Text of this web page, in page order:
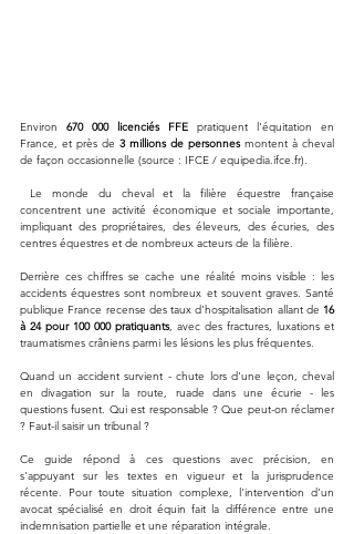
Environ 670 000 licenciés FFE pratiquent l'équitation en
France, et près de 3 millions de personnes montent à cheval
de façon occasionnelle (source : IFCE / equipedia.ifce.fr).
concentrent une activité économique et sociale importante,
impliquant des propriétaires, des éleveurs, des écuries, des
centres équestres et de nombreux acteurs de la filière.
Derrière ces chiffres se cache une réalité moins visible : les
accidents équestres sont nombreux et souvent graves. Santé
publique France recense des taux d'hospitalisation allant de 16
à 24 pour 100 000 pratiquants, avec des fractures, luxations et
traumatismes crâniens parmi les lésions les plus fréquentes.
Quand un accident survient - chute lors d'une leçon, cheval
en divagation sur la route, ruade dans une écurie - les
questions fusent. Qui est responsable ? Que peut-on réclamer
? Faut-il saisir un tribunal ?
Ce guide répond à ces questions avec précision, en
s'appuyant sur les textes en vigueur et la jurisprudence
récente. Pour toute situation complexe, l'intervention d'un
avocat spécialisé en droit équin fait la différence entre une
indemnisation partielle et une réparation intégrale.